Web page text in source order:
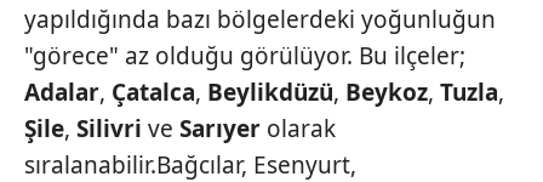
yapıldığında bazı bölgelerdeki yoğunluğun
"görece" az olduğu görülüyor. Bu ilçeler;
Adalar, Çatalca, Beylikdüzü, Beykoz, Tuzla,
Şile, Silivri ve Sarıyer olarak
sıralanabilir.Bağcılar, Esenyurt,